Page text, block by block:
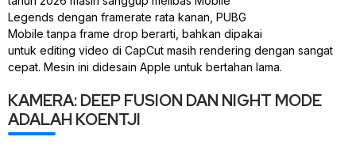
Legends dengan framerate rata kanan, PUBG
Mobile tanpa frame drop berarti, bahkan dipakai
untuk editing video di CapCut masih rendering dengan sangat
cepat. Mesin ini didesain Apple untuk bertahan lama.
KAMERA: DEEP FUSION DAN NIGHT MODE
ADALAH KOENTJI